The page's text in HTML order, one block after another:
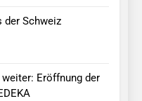
der Schweiz
Eröffnung der